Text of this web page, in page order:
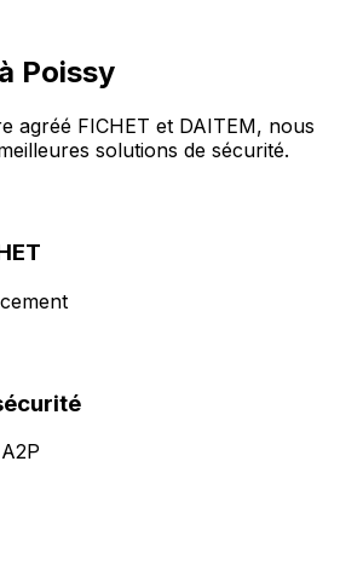
Poissy
agréé FICHET et DAITEM, nous
solutions de sécurité.